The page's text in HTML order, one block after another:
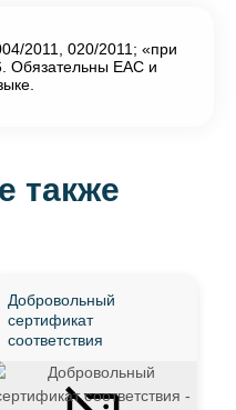
2011, 020/2011; «при
Обязательны EAC и
также
Добровольный
сертификат
соответствия